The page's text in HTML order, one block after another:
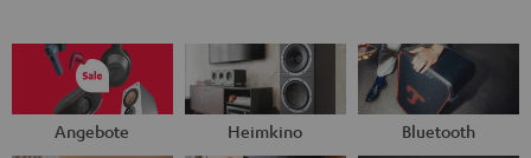
Angebote Heimkino Bluetooth